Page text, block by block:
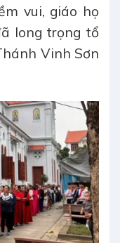
vui, giáo họ
long trọng tổ
Vinh Sơn